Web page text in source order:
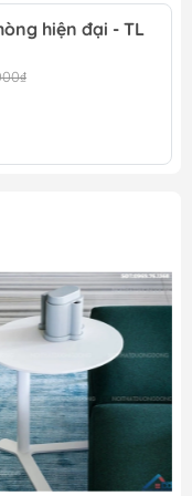
đỏ hiện đại
màu trắng
hợp cho nhiều
kế tối ưu
thất Dương
hiện đại - TL